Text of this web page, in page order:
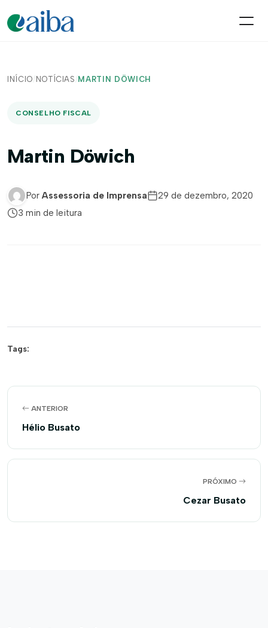
INÍCIO/ NOTÍCIAS / MARTIN DÖWICH
CONSELHO FISCAL
Martin Döwich
Por Assessoria de Imprensa
29 de dezembro, 2020
3 min de leitura
Tags:
ANTERIOR
Hélio Busato
PRÓXIMO
Cezar Busato